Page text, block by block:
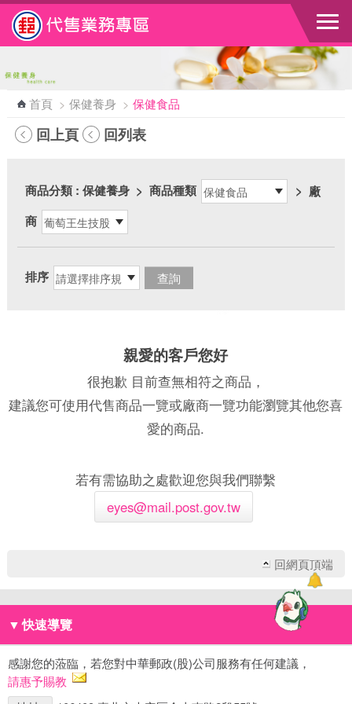
跳到主要內容區塊
首頁 > 保健養身 > 保健食品
回上頁 回列表
商品分類: 保健養身 > 商品種類 > 廠
商
排序
親愛的客戶您好
很抱歉 目前查無相符之商品，
建議您可使用代售商品一覽或廠商一覽功能瀏覽其他您喜
愛的商品.
若有需協助之處歡迎您與我們聯繫
eyes@mail.post.gov.tw
回網頁頂端
▼ 快速導覽
感謝您的蒞臨，若您對中華郵政(股)公司服務有任何建議，
請惠予賜教